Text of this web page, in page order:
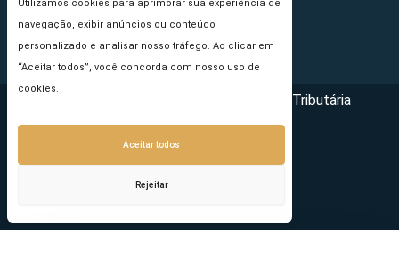
Utilizamos cookies para aprimorar sua experiência de
navegação, exibir anúncios ou conteúdo
personalizado e analisar nosso tráfego. Ao clicar em
“Aceitar todos”, você concorda com nosso uso de
cookies.
Aceitar todos
Rejeitar
Princípios Editoriais
Copyright © 2026 - Portal da Reforma Tributária